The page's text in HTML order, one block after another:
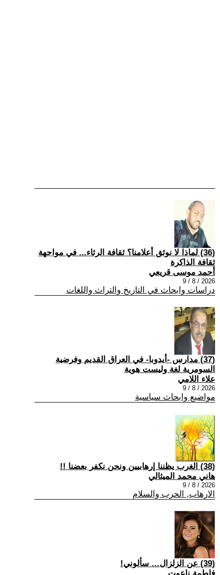
(36) لماذا لا نوثق أعلامنا؟ ثقافة الرثاء... في مواجهة
ثقافة الذاكرة
أحمد موسى قريعي
2026 / 8 / 9
دراسات وابحاث في التاريخ والتراث واللغات
(37) مدارس -أيدوبا- في العراق القديم وفرضية
السومرية لغة وليست هوية
علاء اللامي
2026 / 8 / 9
مواضيع وابحاث سياسية
(38) الغرب يظننا إرهابيين ونحن نكفر بعضنا !!
هاني محمد الميثالي
2026 / 8 / 9
الارهاب, الحرب والسلام
(39) عن الزلزال… سألوني!